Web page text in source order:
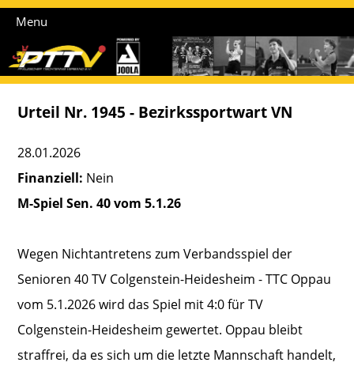
Menu
Urteil Nr. 1945 - Bezirkssportwart VN
28.01.2026
Finanziell: Nein
M-Spiel Sen. 40 vom 5.1.26
Wegen Nichtantretens zum Verbandsspiel der
Senioren 40 TV Colgenstein-Heidesheim - TTC Oppau
vom 5.1.2026 wird das Spiel mit 4:0 für TV
Colgenstein-Heidesheim gewertet. Oppau bleibt
straffrei, da es sich um die letzte Mannschaft handelt,